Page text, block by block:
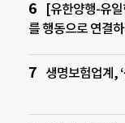
[유한양행-유
를 행동으로 연결
생명보험업계,